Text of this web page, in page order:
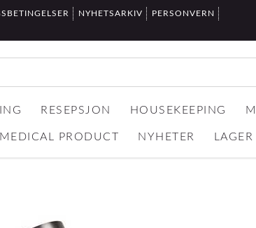
NYHETSARKIV
PERSONVERN
RESEPSJON HOUSEKEEPING
MEDICAL PRODUCT NYHETER